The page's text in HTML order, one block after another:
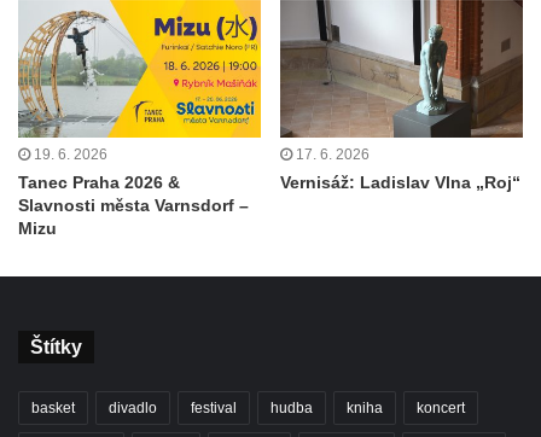
19. 6. 2026
Tanec Praha 2026 &
Slavnosti města Varnsdorf –
Mizu
17. 6. 2026
Vernisáž: Ladislav Vlna „Roj“
Štítky
basket divadlo festival hudba kniha koncert